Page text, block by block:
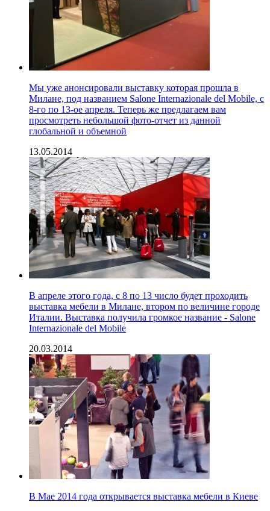
Мы уже анонсировали выставку которая прошла в
Милане, под названием Salone Internazionale del Mobile, с
8-го по 13-ое апреля. Теперь же предлагаем вам
просмотреть небольшой фото-отчет из данной
глобальной и объемной
13.05.2014
В апреле этого года, с 8 по 13 число будет проходить
выставка мебели в Милане, втором по величине городе
Италии. Выставка получила громкое название - Salone
Internazionale del Mobile
20.03.2014
В Мае 2014 года открывается выставка мебели в Киеве